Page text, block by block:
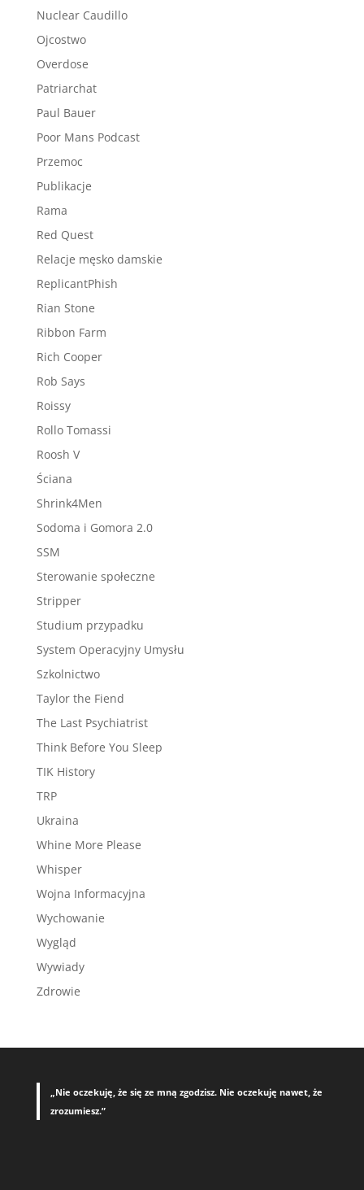
Nuclear Caudillo
Ojcostwo
Overdose
Patriarchat
Paul Bauer
Poor Mans Podcast
Przemoc
Publikacje
Rama
Red Quest
Relacje męsko damskie
ReplicantPhish
Rian Stone
Ribbon Farm
Rich Cooper
Rob Says
Roissy
Rollo Tomassi
Roosh V
Ściana
Shrink4Men
Sodoma i Gomora 2.0
SSM
Sterowanie społeczne
Stripper
Studium przypadku
System Operacyjny Umysłu
Szkolnictwo
Taylor the Fiend
The Last Psychiatrist
Think Before You Sleep
TIK History
TRP
Ukraina
Whine More Please
Whisper
Wojna Informacyjna
Wychowanie
Wygląd
Wywiady
Zdrowie
„Nie oczekuję, że się ze mną zgodzisz. Nie oczekuję nawet, że
zrozumiesz.”